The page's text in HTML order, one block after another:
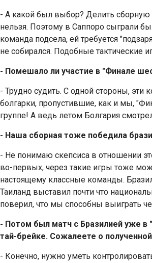
- А какой был выбор? Делить
нельзя. Поэтому в Саппоро сыграли
команда подсела, ей требуется
не собирался. Подобные тактические
- Помешало ли участие в "Финале
- Трудно судить. С одной стороны,
болгарки, пропустившие, как и мы,
группе! А ведь летом Болгария
- Наша сборная тоже победила
- Не понимаю скепсиса в отношении
во-первых, через такие игры тоже
настоящему классные команды.
Таиланд выставил почти что
поверил, что мы способны выиграть
- Потом был матч с Бразилией уже
тай-брейке. Сожалеете о
- Конечно, нужно уметь